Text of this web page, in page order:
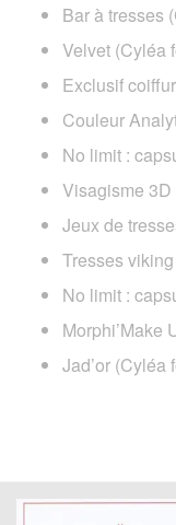
Bar à tresses
Velvet (Cyléa
Exclusif
Couleur
No limit :
Visagisme
Jeux de
Tresses
No limit :
Morphi’Make
Jad’or (Cyléa